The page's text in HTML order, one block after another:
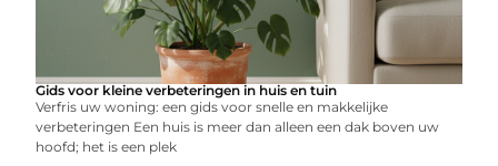
Gids voor kleine verbeteringen in huis en tuin
Verfris uw woning: een gids voor snelle en makkelijke
verbeteringen Een huis is meer dan alleen een dak boven uw
hoofd; het is een plek